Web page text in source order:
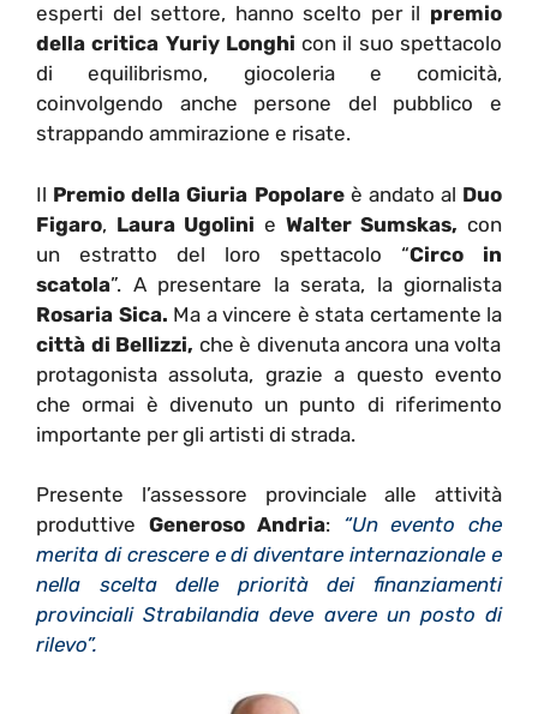
esperti del settore, hanno scelto per il premio
della critica Yuriy Longhi con il suo spettacolo
di equilibrismo, giocoleria e comicità,
coinvolgendo anche persone del pubblico e
strappando ammirazione e risate.
Il Premio della Giuria Popolareè andato al Duo
Figaro, Laura Ugolini e Walter Sumskas, con
un estratto del loro spettacolo “Circo in
scatola”. A presentare la serata, la giornalista
Rosaria Sica. Ma a vincere è stata certamente la
città di Bellizzi, che è divenuta ancora una volta
protagonista assoluta, grazie a questo evento
che ormai è divenuto un punto di riferimento
importante per gli artisti di strada.
Presente l’assessore provinciale alle attività
produttive Generoso Andria: “Un evento che
merita di crescere e di diventare internazionale e
nella scelta delle priorità dei finanziamenti
provinciali Strabilandia deve avere un posto di
rilevo”.